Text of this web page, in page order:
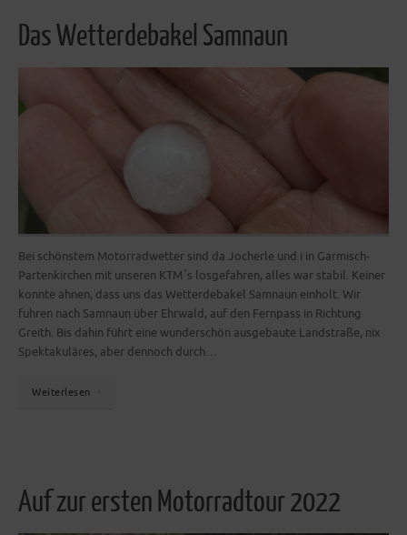
Das Wetterdebakel Samnaun
Bei schönstem Motorradwetter sind da Jocherle und i in Garmisch-
Partenkirchen mit unseren KTM´s losgefahren, alles war stabil. Keiner
konnte ahnen, dass uns das Wetterdebakel Samnaun einholt. Wir
fuhren nach Samnaun über Ehrwald, auf den Fernpass in Richtung
Greith. Bis dahin führt eine wunderschön ausgebaute Landstraße, nix
Spektakuläres, aber dennoch durch…
Weiterlesen
Auf zur ersten Motorradtour 2022